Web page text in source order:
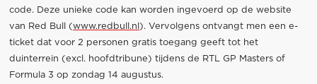
code. Deze unieke code kan worden ingevoerd op de website
van Red Bull (www.redbull.nl ). Vervolgens ontvangt men een e-
ticket dat voor 2 personen gratis toegang geeft tot het
duinterrein (excl. hoofdtribune) tijdens de RTL GP Masters of
Formula 3 op zondag 14 augustus.